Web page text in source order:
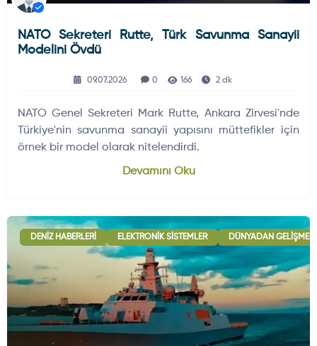
NATO Sekreteri Rutte, Türk Savunma Sanayii
Modelini Övdü
09.07.2026 0 166 2 dk
NATO Genel Sekreteri Mark Rutte, Ankara Zirvesi'nde
Türkiye'nin savunma sanayii yapısını müttefikler için
örnek bir model olarak nitelendirdi.
Devamını Oku
DENIZ HABERLERI ELEKTRONIK SISTEMLER DÜNYADAN